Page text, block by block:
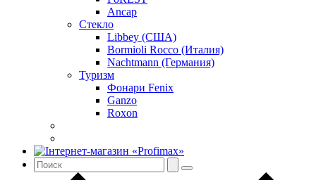
Ancap
Стекло
Libbey (США)
Bormioli Rocco (Италия)
Nachtmann (Германия)
Туризм
Фонари Fenix
Ganzo
Roxon